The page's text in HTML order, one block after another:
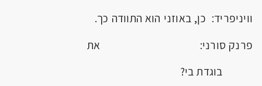
וויניפריד: כן, באוזני הוא התוודה כך.
פרנק סורני: את
בוגדת בי?